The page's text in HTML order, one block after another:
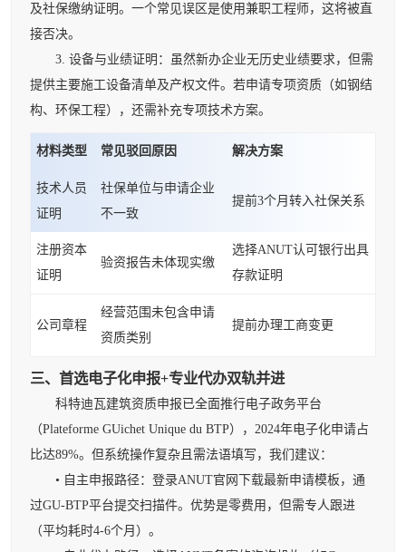
及社保缴纳证明。一个常见误区是使用兼职工程师，这将被直
接否决。
3. 设备与业绩证明：虽然新办企业无历史业绩要求，但需
提供主要施工设备清单及产权文件。若申请专项资质（如钢结
构、环保工程），还需补充专项技术方案。
材料类型 常见驳回原因 解决方案
技术人员
证明
社保单位与申请企业
不一致
提前3个月转入社保关系
注册资本
证明
验资报告未体现实缴
选择ANUT认可银行出具
存款证明
公司章程
经营范围未包含申请
资质类别
提前办理工商变更
三、首选电子化申报+专业代办双轨并进
科特迪瓦建筑资质申报已全面推行电子政务平台
（Plateforme GUichet Unique du BTP），2024年电子化申请占
比达89%。但系统操作复杂且需法语填写，我们建议：
• 自主申报路径：登录ANUT官网下载最新申请模板，通
过GU-BTP平台提交扫描件。优势是零费用，但需专人跟进
（平均耗时4-6个月）。